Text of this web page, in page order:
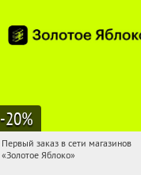
-20%
12:07:36
Получи
Первый заказ в сети магазинов
«Золотое Яблоко»